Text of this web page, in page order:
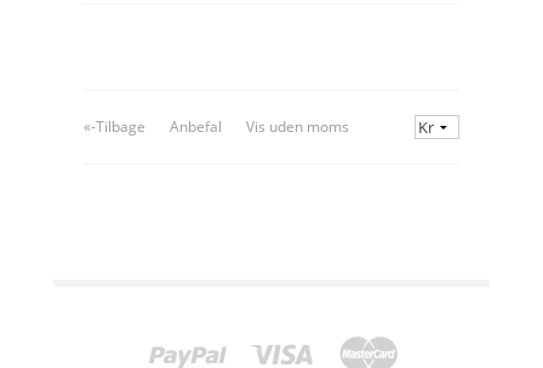
«-Tilbage Anbefal Vis uden moms